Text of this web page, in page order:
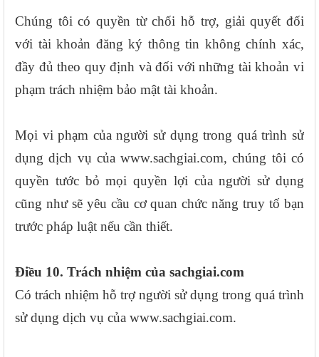
Chúng tôi có quyền từ chối hỗ trợ, giải quyết đối
với tài khoản đăng ký thông tin không chính xác,
đầy đủ theo quy định và đối với những tài khoản vi
phạm trách nhiệm bảo mật tài khoản.
Mọi vi phạm của người sử dụng trong quá trình sử
dụng dịch vụ của www.sachgiai.com, chúng tôi có
quyền tước bỏ mọi quyền lợi của người sử dụng
cũng như sẽ yêu cầu cơ quan chức năng truy tố bạn
trước pháp luật nếu cần thiết.
Điều 10. Trách nhiệm của sachgiai.com
Có trách nhiệm hỗ trợ người sử dụng trong quá trình
sử dụng dịch vụ của www.sachgiai.com.